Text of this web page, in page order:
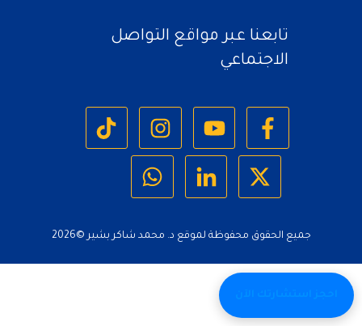
تابعنا عبر مواقع التواصل
الاجتماعي
جميع الحقوق محفوظة لموقع د. محمد شاكر بشير ©2026
احجز استشارتك الآن